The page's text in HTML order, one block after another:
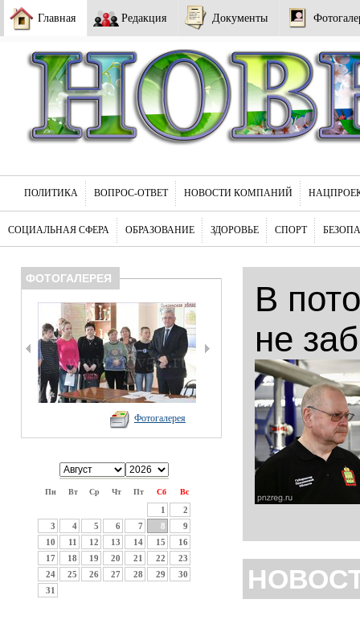
Главная Редакция Документы
ПОЛИТИКА ВОПРОС-ОТВЕТ НОВОСТИ КОМПАНИЙ
СОЦИАЛЬНАЯ СФЕРА ОБРАЗОВАНИЕ ЗДОРОВЬЕ СПОРТ
ФОТОГАЛЕРЕЯ
Фотогалерея
Пн Вт Ср Чт Пт Сб Вс
1
2
3
4 5 6 7 8
9
10
11 12 13 14 15
16
17
18 19 20 21 22
23
24
25 26 27 28 29
30
31
В
не